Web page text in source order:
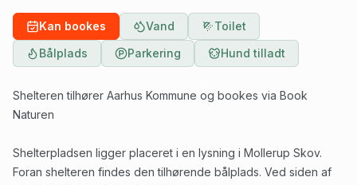
Kan bookes Vand
Toilet
Bålplads
Parkering Hund tilladt
Shelteren tilhører Aarhus Kommune og bookes via Book
Naturen
Shelterpladsen ligger placeret i en lysning i Mollerup Skov.
Foran shelteren findes den tilhørende bålplads. Ved siden af